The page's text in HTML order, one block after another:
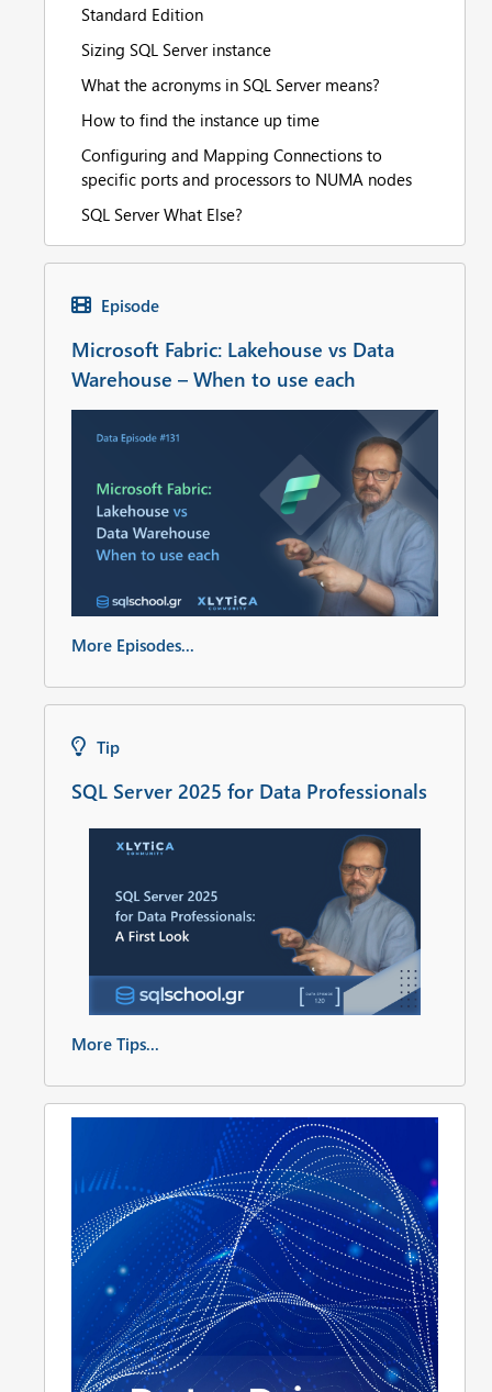
Standard Edition
Sizing SQL Server instance
What the acronyms in SQL Server means?
How to find the instance up time
Configuring and Mapping Connections to
specific ports and processors to NUMA nodes
SQL Server What Else?
Episode
Microsoft Fabric: Lakehouse vs Data
Warehouse – When to use each
More Episodes...
Tip
SQL Server 2025 for Data Professionals
More Tips...